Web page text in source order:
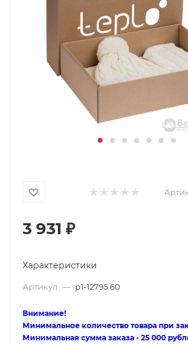
3 931 ₽
Характеристики
Артикул — p1-12795.60
Внимание!
Минимальное количество товара при
Минимальная сумма заказа - 25 000